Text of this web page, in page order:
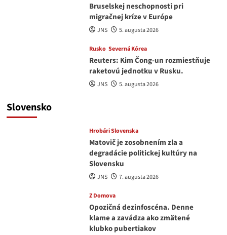
Bruselskej neschopnosti pri
migračnej kríze v Európe
JNS 5. augusta 2026
Rusko Severná Kórea
Reuters: Kim Čong-un rozmiestňuje
raketovú jednotku v Rusku.
JNS 5. augusta 2026
Slovensko
Hrobári Slovenska
Matovič je zosobnením zla a
degradácie politickej kultúry na
Slovensku
JNS 7. augusta 2026
Z Domova
Opozičná dezinfoscéna. Denne
klame a zavádza ako zmätené
klubko pubertiakov